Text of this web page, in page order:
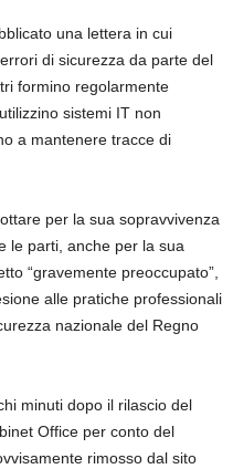
una lettera in cui
di sicurezza da parte del
formino regolarmente
sistemi IT non
a mantenere tracce di
per la sua sopravvivenza
le parti, anche per la sua
“gravemente preoccupato”,
alle pratiche professionali
nazionale del Regno
minuti dopo il rilascio del
Office per conto del
rimosso dal sito